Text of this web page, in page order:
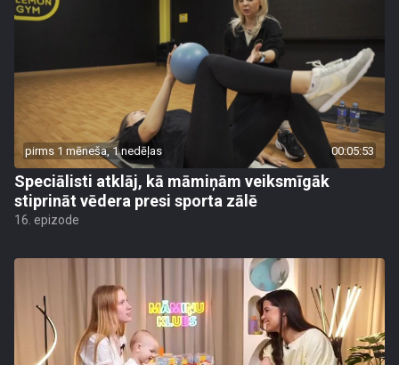
pirms 1 mēneša, 1 nedēļas 00:05:53
Speciālisti atklāj, kā māmiņām veiksmīgāk
stiprināt vēdera presi sporta zālē
16. epizode